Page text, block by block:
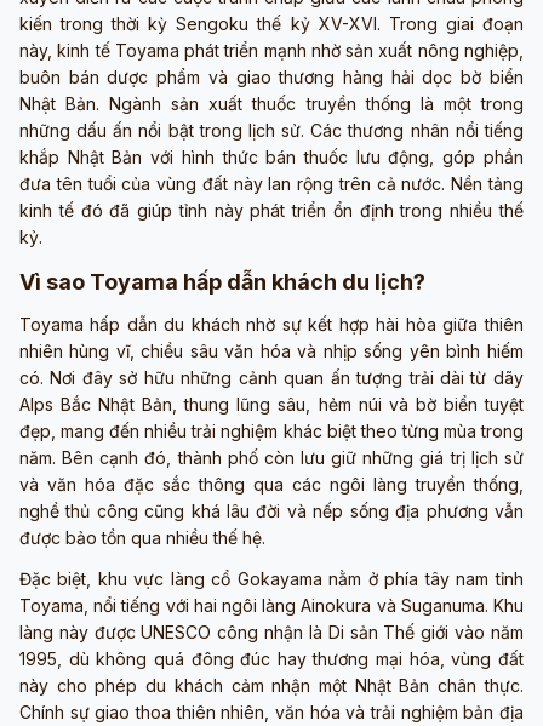
kiến trong thời kỳ Sengoku thế kỷ XV-XVI. Trong giai đoạn
này, kinh tế Toyama phát triển mạnh nhờ sản xuất nông nghiệp,
buôn bán dược phẩm và giao thương hàng hải dọc bờ biển
Nhật Bản. Ngành sản xuất thuốc truyền thống là một trong
những dấu ấn nổi bật trong lịch sử. Các thương nhân nổi tiếng
khắp Nhật Bản với hình thức bán thuốc lưu động, góp phần
đưa tên tuổi của vùng đất này lan rộng trên cả nước. Nền tảng
kinh tế đó đã giúp tỉnh này phát triển ổn định trong nhiều thế
kỷ.
Vì sao Toyama hấp dẫn khách du lịch?
Toyama hấp dẫn du khách nhờ sự kết hợp hài hòa giữa thiên
nhiên hùng vĩ, chiều sâu văn hóa và nhịp sống yên bình hiếm
có. Nơi đây sở hữu những cảnh quan ấn tượng trải dài từ dãy
Alps Bắc Nhật Bản, thung lũng sâu, hẻm núi và bờ biển tuyệt
đẹp, mang đến nhiều trải nghiệm khác biệt theo từng mùa trong
năm. Bên cạnh đó, thành phố còn lưu giữ những giá trị lịch sử
và văn hóa đặc sắc thông qua các ngôi làng truyền thống,
nghề thủ công cũng khá lâu đời và nếp sống địa phương vẫn
được bảo tồn qua nhiều thế hệ.
Đặc biệt, khu vực làng cổ Gokayama nằm ở phía tây nam tỉnh
Toyama, nổi tiếng với hai ngôi làng Ainokura và Suganuma. Khu
làng này được UNESCO công nhận là Di sản Thế giới vào năm
1995, dù không quá đông đúc hay thương mại hóa, vùng đất
này cho phép du khách cảm nhận một Nhật Bản chân thực.
Chính sự giao thoa thiên nhiên, văn hóa và trải nghiệm bản địa